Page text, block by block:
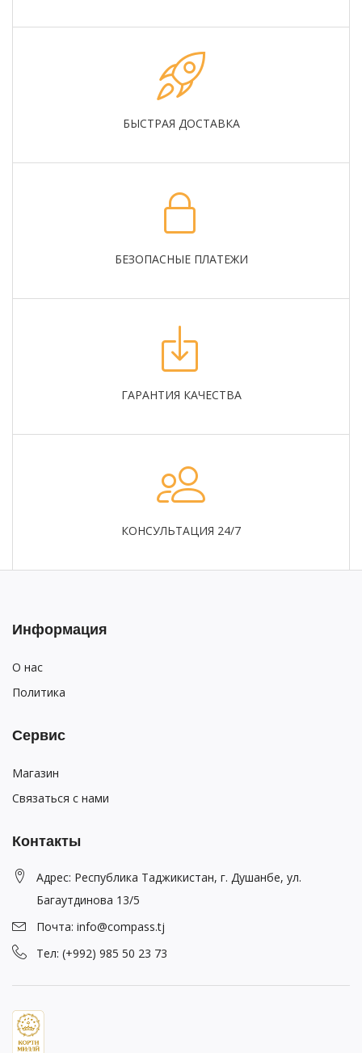
БЫСТРАЯ ДОСТАВКА
БЕЗОПАСНЫЕ ПЛАТЕЖИ
ГАРАНТИЯ КАЧЕСТВА
КОНСУЛЬТАЦИЯ 24/7
Информация
О нас
Политика
Сервис
Магазин
Связаться с нами
Контакты
Адрес: Республика Таджикистан, г. Душанбе, ул.
Багаутдинова 13/5
Почта: info@compass.tj
Тел: (+992) 985 50 23 73